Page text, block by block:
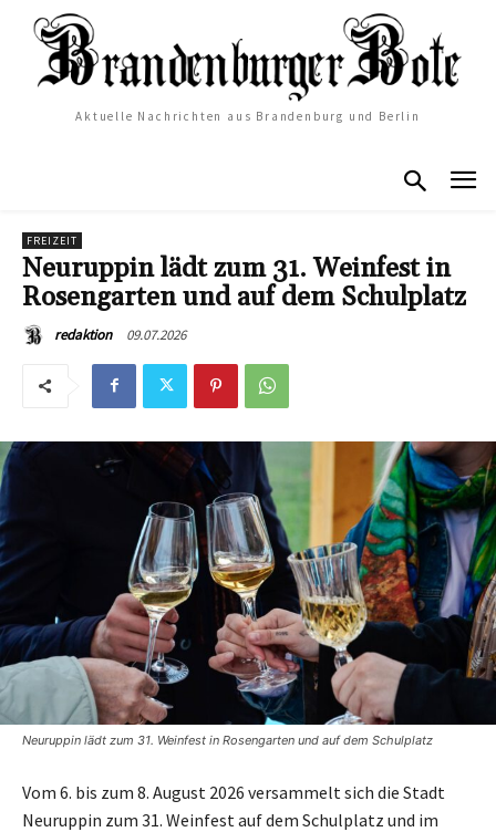
Aktuelle Nachrichten aus Brandenburg und Berlin
FREIZEIT
Neuruppin lädt zum 31. Weinfest in
Rosengarten und auf dem Schulplatz
redaktion 09.07.2026
Neuruppin lädt zum 31. Weinfest in Rosengarten und auf dem Schulplatz
Vom 6. bis zum 8. August 2026 versammelt sich die Stadt
Neuruppin zum 31. Weinfest auf dem Schulplatz und im